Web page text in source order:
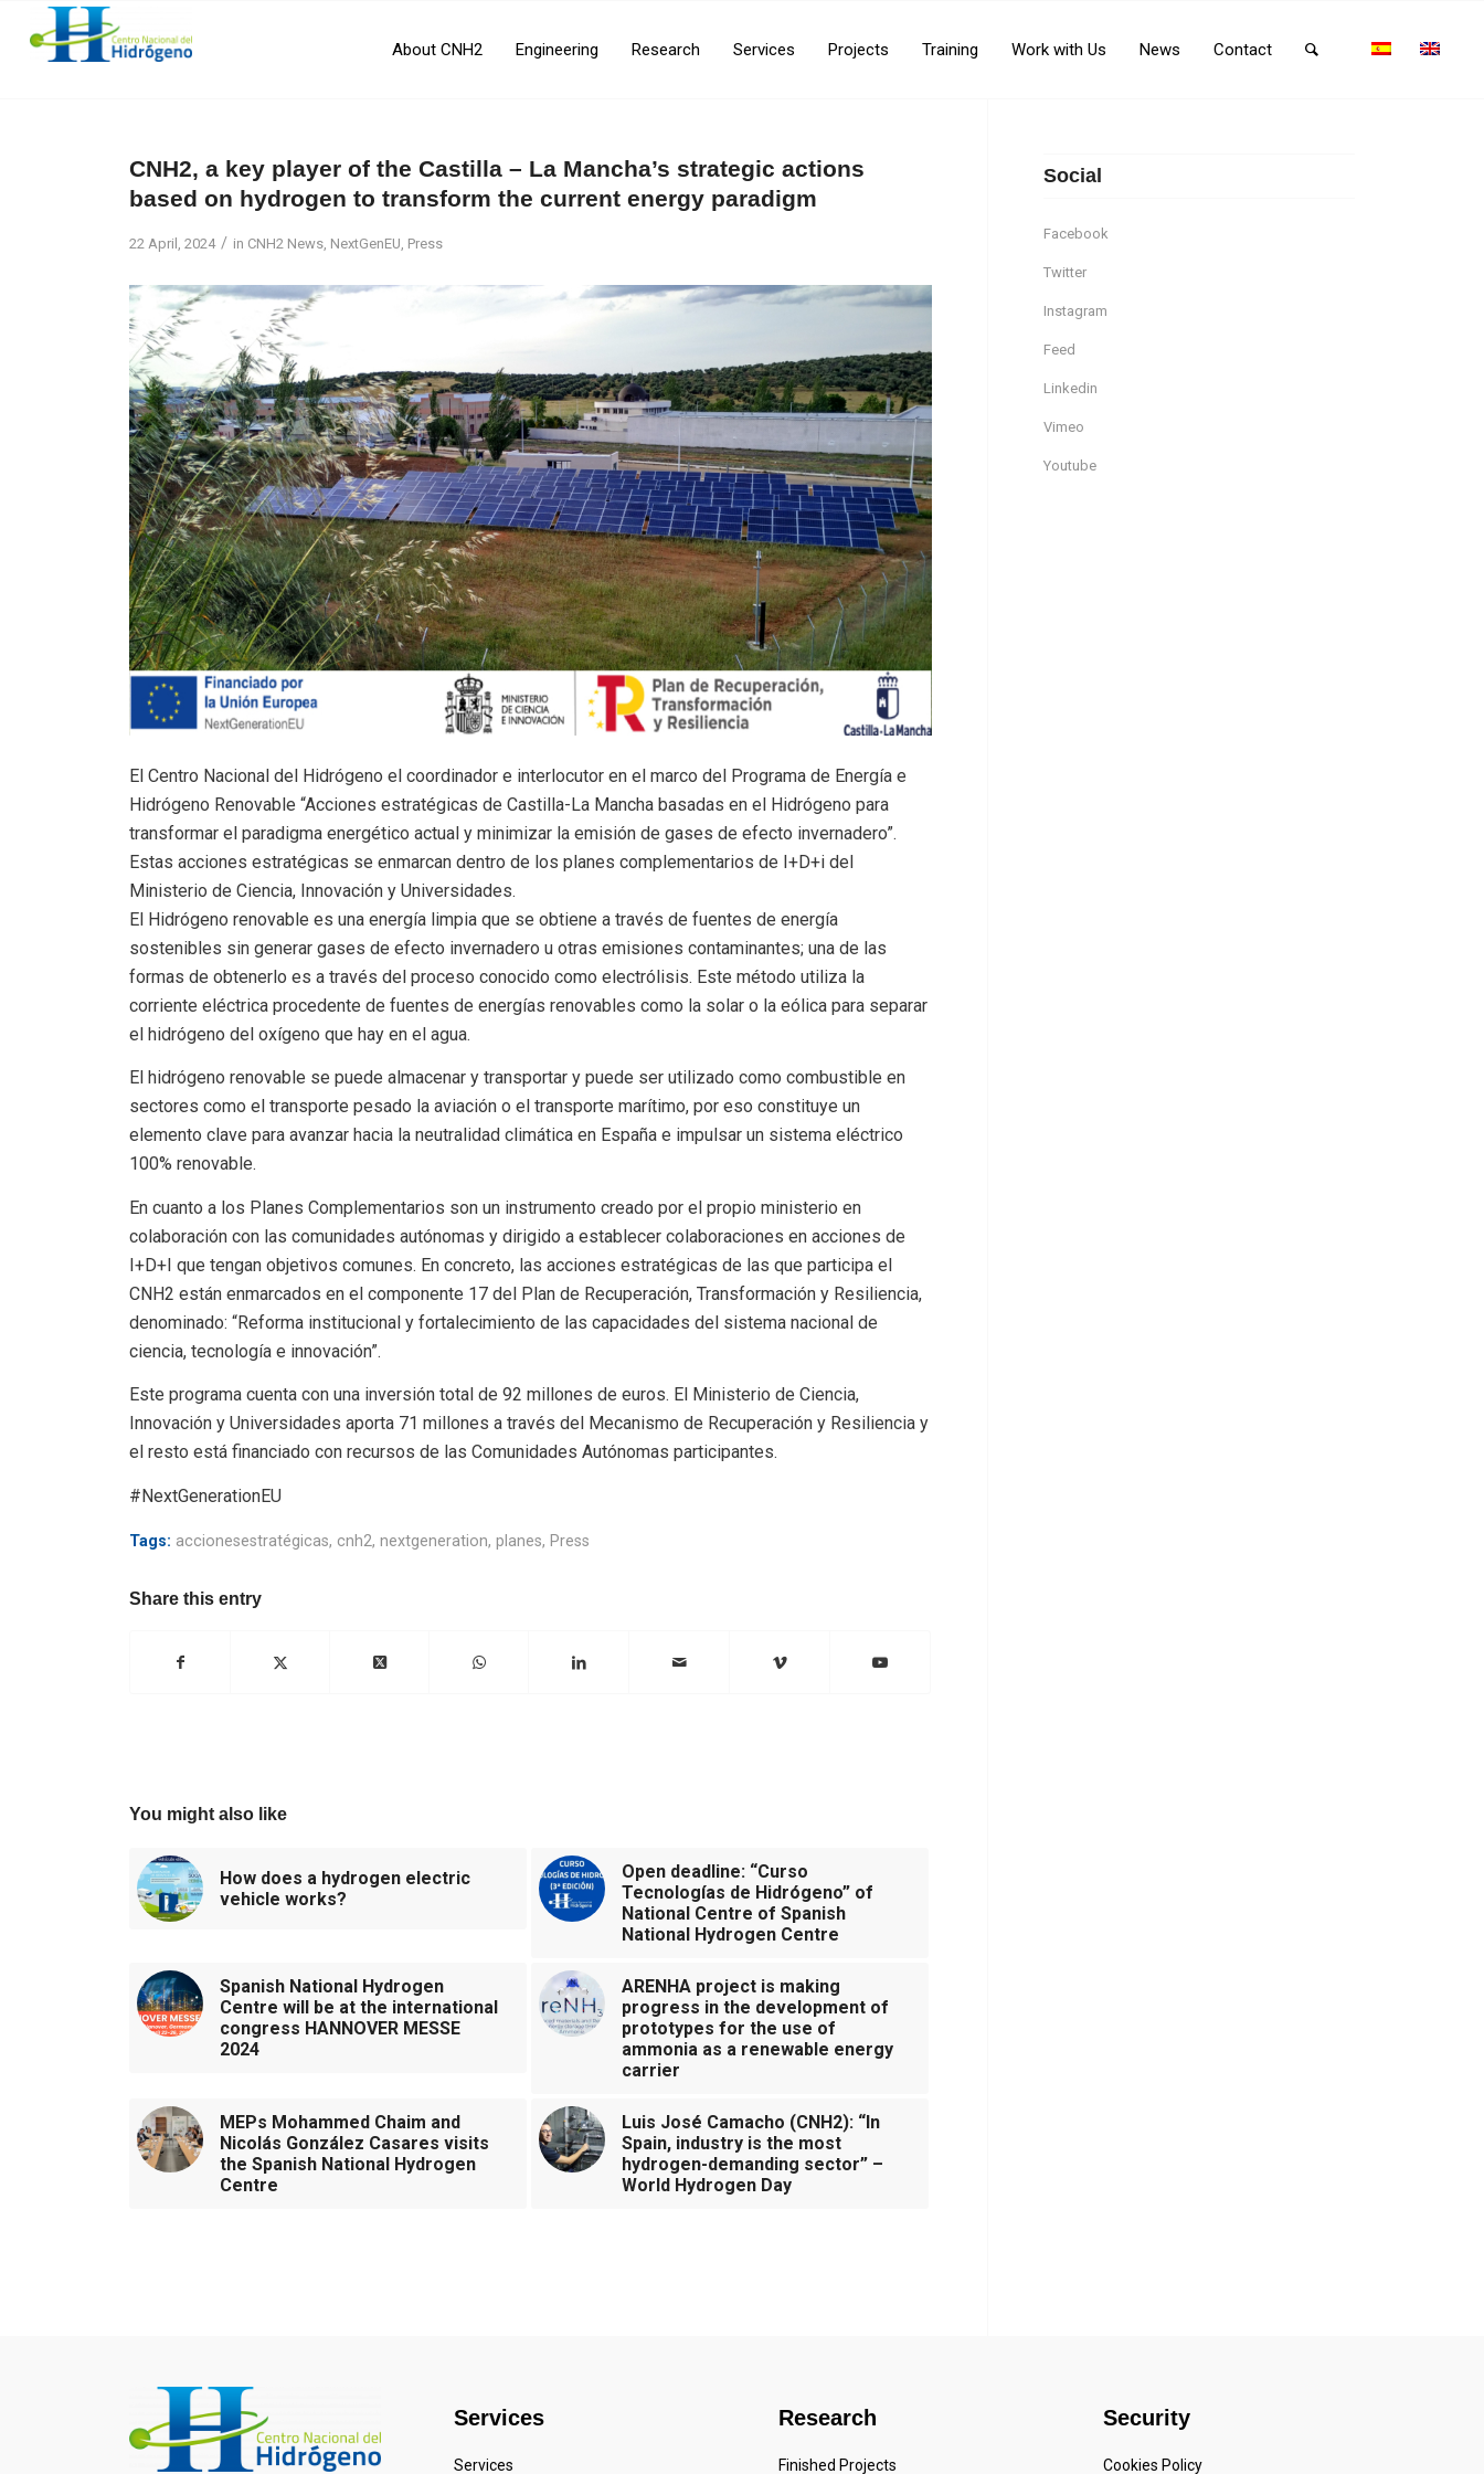
About CNH2 Engineering Research Services Projects Training Work with Us News Contact
CNH2, a key player of the Castilla – La Mancha’s strategic actions
based on hydrogen to transform the current energy paradigm
22 April, 2024 / in CNH2 News, NextGenEU, Press
El Centro Nacional del Hidrógeno el coordinador e interlocutor en el marco del Programa de Energía e
Hidrógeno Renovable “Acciones estratégicas de Castilla-La Mancha basadas en el Hidrógeno para
transformar el paradigma energético actual y minimizar la emisión de gases de efecto invernadero”.
Estas acciones estratégicas se enmarcan dentro de los planes complementarios de I+D+i del
Ministerio de Ciencia, Innovación y Universidades.
El Hidrógeno renovable es una energía limpia que se obtiene a través de fuentes de energía
sostenibles sin generar gases de efecto invernadero u otras emisiones contaminantes; una de las
formas de obtenerlo es a través del proceso conocido como electrólisis. Este método utiliza la
corriente eléctrica procedente de fuentes de energías renovables como la solar o la eólica para separar
el hidrógeno del oxígeno que hay en el agua.
El hidrógeno renovable se puede almacenar y transportar y puede ser utilizado como combustible en
sectores como el transporte pesado la aviación o el transporte marítimo, por eso constituye un
elemento clave para avanzar hacia la neutralidad climática en España e impulsar un sistema eléctrico
100% renovable.
En cuanto a los Planes Complementarios son un instrumento creado por el propio ministerio en
colaboración con las comunidades autónomas y dirigido a establecer colaboraciones en acciones de
I+D+I que tengan objetivos comunes. En concreto, las acciones estratégicas de las que participa el
CNH2 están enmarcados en el componente 17 del Plan de Recuperación, Transformación y Resiliencia,
denominado: “Reforma institucional y fortalecimiento de las capacidades del sistema nacional de
ciencia, tecnología e innovación”.
Este programa cuenta con una inversión total de 92 millones de euros. El Ministerio de Ciencia,
Innovación y Universidades aporta 71 millones a través del Mecanismo de Recuperación y Resiliencia y
el resto está financiado con recursos de las Comunidades Autónomas participantes.
#NextGenerationEU
Tags: accionesestratégicas, cnh2,nextgeneration,planes, Press
Share this entry
You might also like
How does a hydrogen electric
vehicle works?
Open deadline: “Curso
Tecnologías de Hidrógeno” of
National Centre of Spanish
National Hydrogen Centre
Spanish National Hydrogen
Centre will be at the international
congress HANNOVER MESSE
2024
ARENHA project is making
progress in the development of
prototypes for the use of
ammonia as a renewable energy
carrier
MEPs Mohammed Chaim and
Nicolás González Casares visits
the Spanish National Hydrogen
Centre
Luis José Camacho (CNH2): “In
Spain, industry is the most
hydrogen-demanding sector” –
World Hydrogen Day
Social
Facebook
Twitter
Instagram
Feed
Linkedin
Vimeo
Youtube
Services
Services
Research
Finished Projects
Security
Cookies Policy